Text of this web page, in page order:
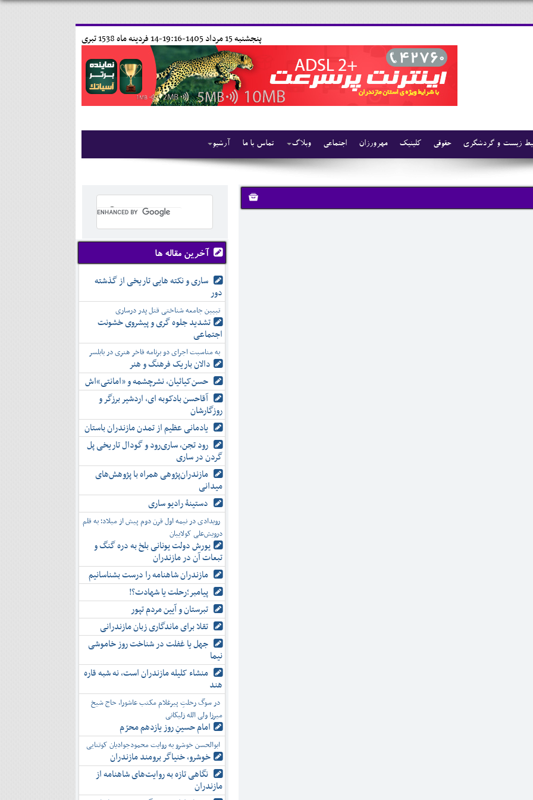
14 فردينه ماه 1538 تبری پنجشنبه 15 مرداد 1405-19:16-
آرشیو تماس با ما وبلاگ اجتماعی مهرورزان کلینیک حقوقی زیست و گردشگری
آخرین مقاله ها
ساری و نکته هایی تاریخی از گذشته
دور
تبیین جامعه شناختی قتل پدر درساری
تشدید جلوه‌ گری و پیشروی خشونت
اجتماعی
به مناسبت اجرای دو برنامه فاخر هنری در بابلسر
دالان باریک فرهنگ و هنر
حسن‌کیائیان، نشرچشمه و «امانتی»اش
آقاحسن بادکوبه ای، اردشیر برزگر و
روزگارشان
یادمانی عظیم از تمدن مازندران باستان
رود تجن، ساری‌رود و گودال تاریخی پل
گردن در ساری
مازندران‌پژوهی همراه با پژوهش‌های
میدانی
دستینۀ رادیو ساری
رویدادی در نیمه اول قرن دوم پیش از میلاد؛ به قلم
درویش‌علی کولاییان
یورش دولت یونانی بلخ به دره گنگ و
تبعات آن در مازندران
مازندران شاهنامه را درست بشناسانیم
پیامبر؛رحلت یا شهادت؟!
تبرستان و آیین مردم تپور
تقلا برای ماندگاری زبان مازندرانی
جهل یا غفلت در شناخت روز خاموشی
نیما
منشاء کلیله مازندران است، نه شبه قاره
هند
در سوگ رحلتِ پیرغلام مکتب عاشورا، حاج شیخ
میرزا ولی الله زلیکانی
امام حسینِ روز یازدهم محرّم
ابوالحسن خوشرو به روایت محمودجوادیان کوتنایی
خوشرو، خنياگر برومند مازندران
نگاهی تازه به روایت‌های شاهنامه از
مازندران